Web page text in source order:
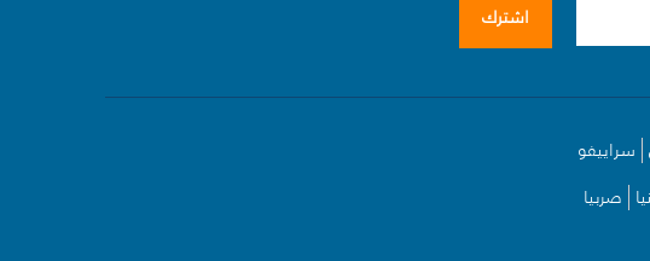
اشترك
سراييفو
صربيا